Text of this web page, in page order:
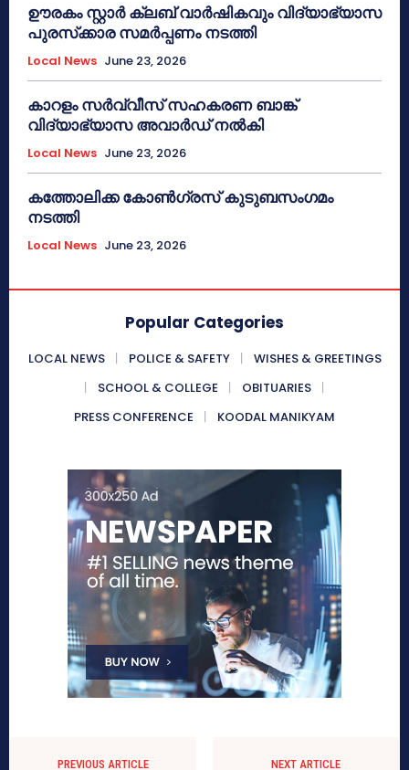
ഊരകം സ്റ്റാർ ക്ലബ് വാർഷികവും വിദ്യാഭ്യാസ
പുരസ്‌ക്കാര സമർപ്പണം നടത്തി
Local News June 23, 2026
കാറളം സർവ്വീസ് സഹകരണ ബാങ്ക്
വിദ്യാഭ്യാസ അവാർഡ് നൽകി
Local News June 23, 2026
കത്തോലിക്ക കോൺഗ്രസ് കുടുബസംഗമം
നടത്തി
Local News June 23, 2026
Popular Categories
LOCAL NEWS POLICE & SAFETY
WISHES & GREETINGS
SCHOOL & COLLEGE
OBITUARIES
PRESS CONFERENCE
KOODAL MANIKYAM
PREVIOUS ARTICLE NEXT ARTICLE